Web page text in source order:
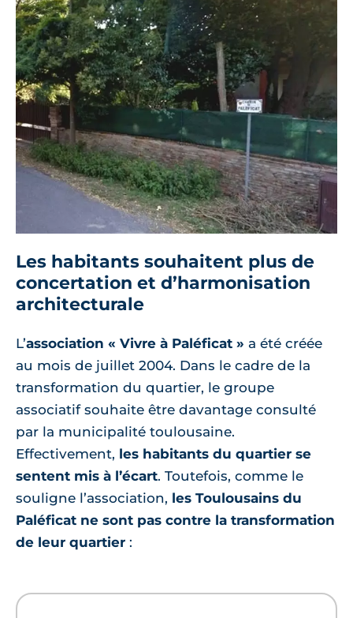
Les habitants souhaitent plus de
concertation et d’harmonisation
architecturale
L’association « Vivre à Paléficat » a été créée
au mois de juillet 2004. Dans le cadre de la
transformation du quartier, le groupe
associatif souhaite être davantage consulté
par la municipalité toulousaine.
Effectivement, les habitants du quartier se
sentent mis à l’écart. Toutefois, comme le
souligne l’association, les Toulousains du
Paléficat ne sont pas contre la transformation
de leur quartier :